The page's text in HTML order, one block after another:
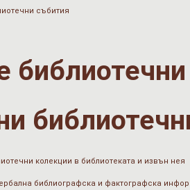
събития
библиотечни
колекции в библиотеката и извън нея
библиографска и фактографска